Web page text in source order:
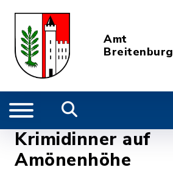
Amt
Breitenburg
Krimidinner auf
Amönenhöhe